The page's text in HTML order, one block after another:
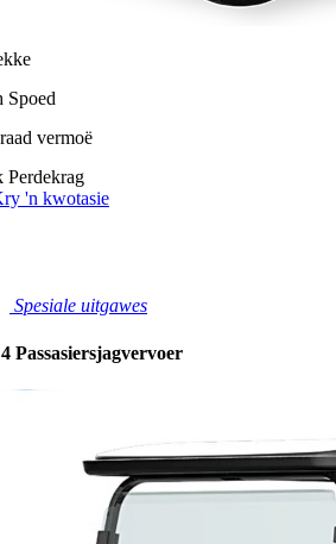
Spoed
vermoë
Perdekrag
'n kwotasie
Spesiale uitgawes
Passasiersjagvervoer